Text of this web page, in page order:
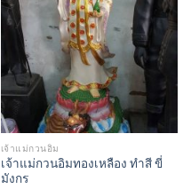
Add to
Wishlist
เจ้าแม่กวนอิม
เจ้าแม่กวนอิมทองเหลือง ทำสี ขี่
มังกร